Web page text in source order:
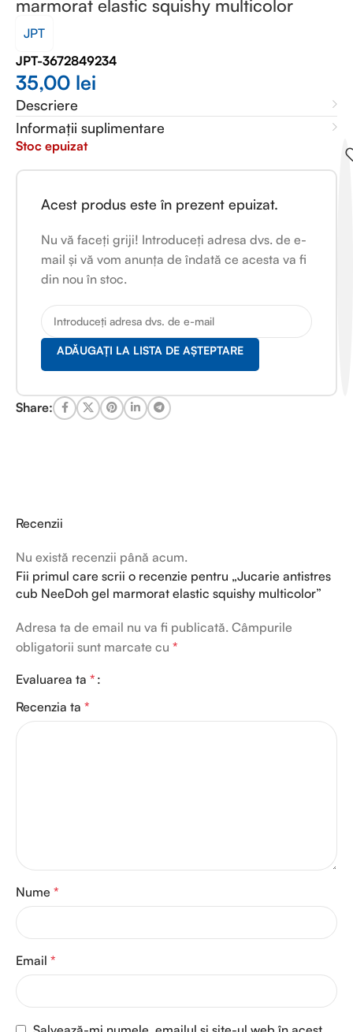
marmorat elastic squishy multicolor
JPT
JPT-3672849234
35,00 lei
Descriere
Informații suplimentare
Stoc epuizat
Acest produs este în prezent epuizat.
Nu vă faceți griji! Introduceți adresa dvs. de e-
mail și vă vom anunța de îndată ce acesta va fi
din nou în stoc.
ADĂUGAȚI LA LISTA DE AȘTEPTARE
Share:
Recenzii
Nu există recenzii până acum.
Fii primul care scrii o recenzie pentru „Jucarie antistres
cub NeeDoh gel marmorat elastic squishy multicolor”
Adresa ta de email nu va fi publicată. Câmpurile
obligatorii sunt marcate cu *
Evaluarea ta *
Recenzia ta *
Nume *
Email *